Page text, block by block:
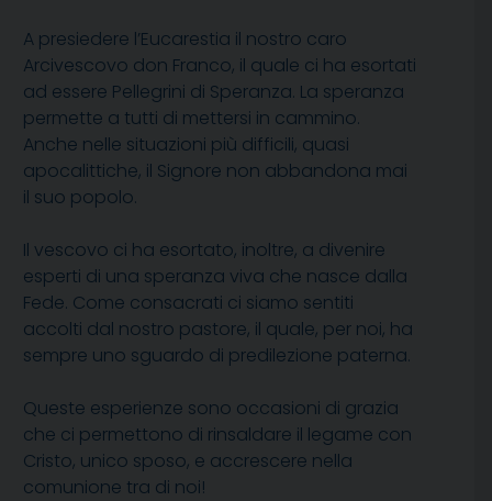
A presiedere l’Eucarestia il nostro caro
Arcivescovo don Franco, il quale ci ha esortati
ad essere Pellegrini di Speranza. La speranza
permette a tutti di mettersi in cammino.
Anche nelle situazioni più difficili, quasi
apocalittiche, il Signore non abbandona mai
il suo popolo.
Il vescovo ci ha esortato, inoltre, a divenire
esperti di una speranza viva che nasce dalla
Fede. Come consacrati ci siamo sentiti
accolti dal nostro pastore, il quale, per noi, ha
sempre uno sguardo di predilezione paterna.
Queste esperienze sono occasioni di grazia
che ci permettono di rinsaldare il legame con
Cristo, unico sposo, e accrescere nella
comunione tra di noi!